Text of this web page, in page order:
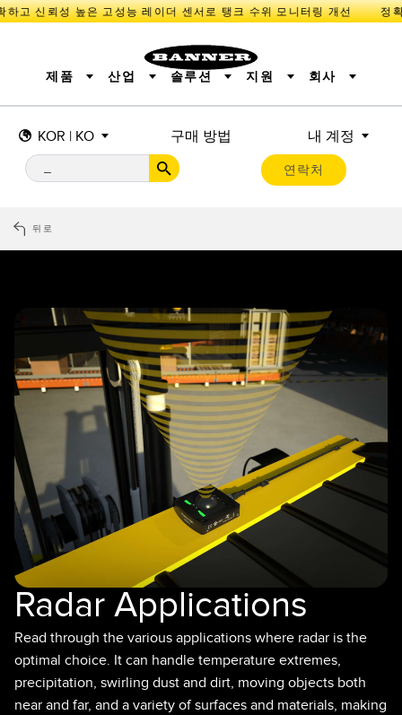
고 신뢰성 높은 고성능 레이더 센서로 탱크 수위 모니터링 개선
KOR | KO 구매 방법 내 계정
연락처
제품
센서 측정 솔루션
조명 및 표시기
기계 안전
산업용 무선
MONITORING SOLUTIONS
센서
광전 센서
레이저 거리 측정
3D 비행 시간(ToF)
레이더 센서
초음파 센서
광섬유 증폭기
슬롯, 라벨, 영역 감지 센서
등록 상표, 색상, 발광 센서
산업 솔루션
IIOT 및 스마트 팩토리
스마트 센서
장비 보호
PICK-TO-LIGHT
PREDICTIVE MAINTENANCE
RADAR APPLICATIONS
IIOT 및 스마트 팩토리
Overall Equipment Effectiveness (OEE)
기계 모니터링/전체 장비 효율성
공장 커뮤니케이션
부품, 정비 또는 팔레트 픽업 요청
선행 에지 감지
원격 모니터링
예측 및 예방적 유지보수용 상태 모니터링
예측 유지보수
탱크 수위 모니터링
지원 회사
뒤로
Radar Applications
Read through the various applications where radar is the
optimal choice. It can handle temperature extremes,
precipitation, swirling dust and dirt, moving objects both
near and far, and a variety of surfaces and materials, making